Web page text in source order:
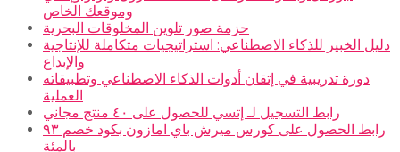
وموقعك الخاص
حزمة صور تلوين المخلوقات البحرية
دليل الخبير للذكاء الاصطناعي: استراتيجيات متكاملة للإنتاجية
والإبداع
دورة تدريبية في إتقان أدوات الذكاء الاصطناعي وتطبيقاته
العملية
رابط التسجيل لـ إتسي للحصول على ٤٠ منتج مجاني
رابط الحصول على كورس ميرش باي امازون بكود خصم ٩٣
بالمئة